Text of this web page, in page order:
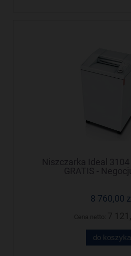
Niszczarka Ideal
GRATIS -
8 760,00 zł
do koszyka